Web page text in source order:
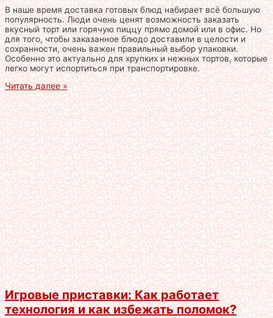
В наше время доставка готовых блюд набирает всё большую
популярность. Люди очень ценят возможность заказать
вкусный торт или горячую пиццу прямо домой или в офис. Но
для того, чтобы заказанное блюдо доставили в целости и
сохранности, очень важен правильный выбор упаковки.
Особенно это актуально для хрупких и нежных тортов, которые
легко могут испортиться при транспортировке.
Читать далее »
Игровые приставки: Как работает
технология и как избежать поломок?